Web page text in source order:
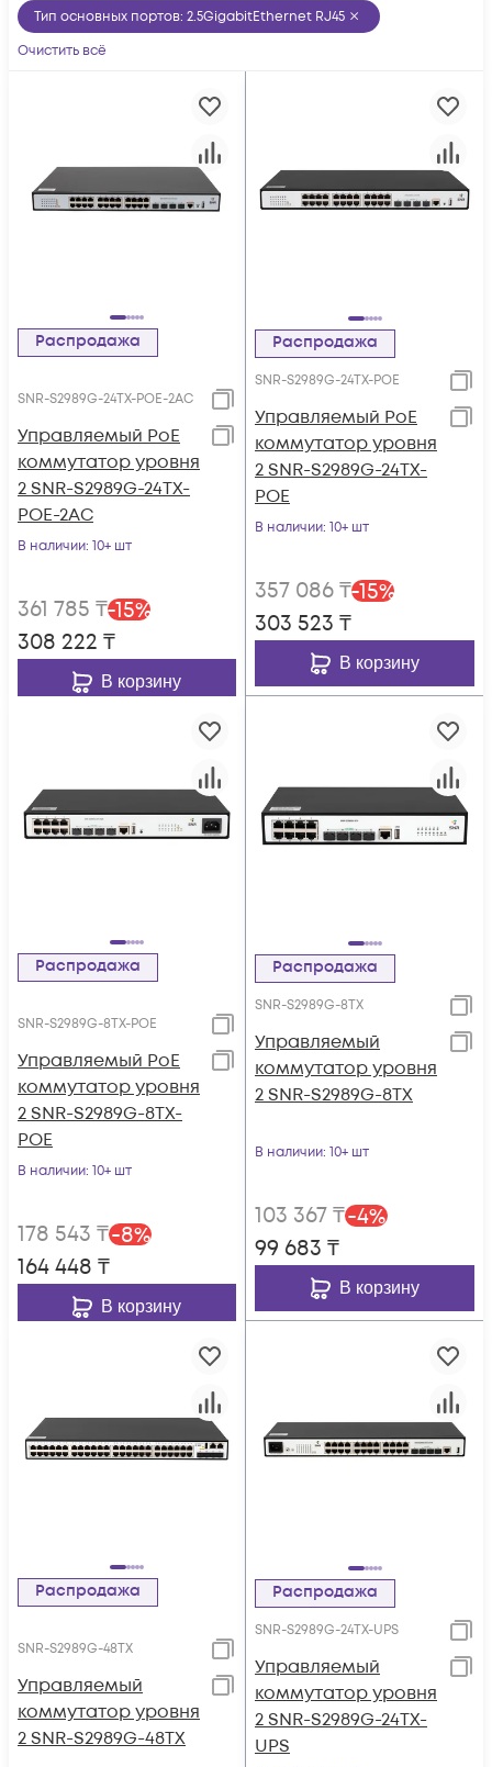
Тип основных портов: 2.5GigabitEthernet RJ45
Очистить всё
Распродажа
SNR-S2989G-24TX-POE-2AC
Управляемый PoE
коммутатор уровня
2 SNR-S2989G-24TX-
POE-2AC
В наличии: 10+ шт
361 785 ₸-15%
308 222 ₸
В корзину
Распродажа
SNR-S2989G-24TX-POE
Управляемый PoE
коммутатор уровня
2 SNR-S2989G-24TX-
POE
В наличии: 10+ шт
357 086₸-15%
303 523 ₸
В корзину
Распродажа
SNR-S2989G-8TX-POE
Управляемый PoE
коммутатор уровня
2 SNR-S2989G-8TX-
POE
В наличии: 10+ шт
178 543 ₸-8%
164 448 ₸
В корзину
Распродажа
SNR-S2989G-8TX
Управляемый
коммутатор уровня
2 SNR-S2989G-8TX
В наличии: 10+ шт
103 367₸-4%
99 683 ₸
В корзину
Распродажа
SNR-S2989G-48TX
Управляемый
коммутатор уровня
2 SNR-S2989G-48TX
Распродажа
SNR-S2989G-24TX-UPS
Управляемый
коммутатор уровня
2 SNR-S2989G-24TX-
UPS